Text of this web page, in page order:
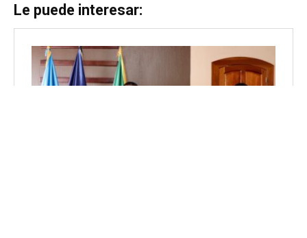
Le puede interesar: